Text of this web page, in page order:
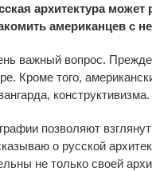
архитектура может
американцев с
важный вопрос. Прежде
Кроме того,
позволяют
о русской
не только своей